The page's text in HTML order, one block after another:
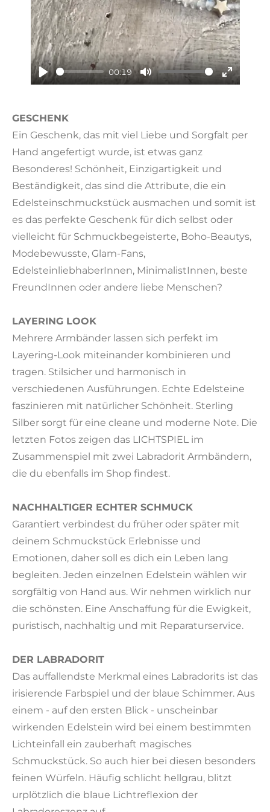
P
a
y
00:19
M
e
E
e
l
l
s
y
GESCHENK
Ein Geschenk, das mit viel Liebe und Sorgfalt per
Hand angefertigt wurde, ist etwas ganz
Besonderes! Schönheit, Einzigartigkeit und
Beständigkeit, das sind die Attribute, die ein
Edelsteinschmuckstück ausmachen und somit ist
es das perfekte Geschenk für dich selbst oder
vielleicht für Schmuckbegeisterte, Boho-Beautys,
Modebewusste, Glam-Fans,
EdelsteinliebhaberInnen, MinimalistInnen, beste
FreundInnen oder andere liebe Menschen?
LAYERING LOOK
Mehrere Armbänder lassen sich perfekt im
Layering-Look miteinander kombinieren und
tragen. Stilsicher und harmonisch in
verschiedenen Ausführungen. Echte Edelsteine
faszinieren mit natürlicher Schönheit. Sterling
Silber sorgt für eine cleane und moderne Note. Die
letzten Fotos zeigen das LICHTSPIEL im
Zusammenspiel mit zwei Labradorit Armbändern,
die du ebenfalls im Shop findest.
NACHHALTIGER ECHTER SCHMUCK
Garantiert verbindest du früher oder später mit
deinem Schmuckstück Erlebnisse und
Emotionen, daher soll es dich ein Leben lang
begleiten. Jeden einzelnen Edelstein wählen wir
sorgfältig von Hand aus. Wir nehmen wirklich nur
die schönsten. Eine Anschaffung für die Ewigkeit,
puristisch, nachhaltig und mit Reparaturservice.
DER LABRADORIT
Das auffallendste Merkmal eines Labradorits ist das
irisierende Farbspiel und der blaue Schimmer. Aus
einem - auf den ersten Blick - unscheinbar
wirkenden Edelstein wird bei einem bestimmten
Lichteinfall ein zauberhaft magisches
Schmuckstück. So auch hier bei diesen besonders
feinen Würfeln. Häufig schlicht hellgrau, blitzt
urplötzlich die blaue Lichtreflexion der